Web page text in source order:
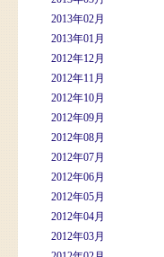
2013年02月
2013年01月
2012年12月
2012年11月
2012年10月
2012年09月
2012年08月
2012年07月
2012年06月
2012年05月
2012年04月
2012年03月